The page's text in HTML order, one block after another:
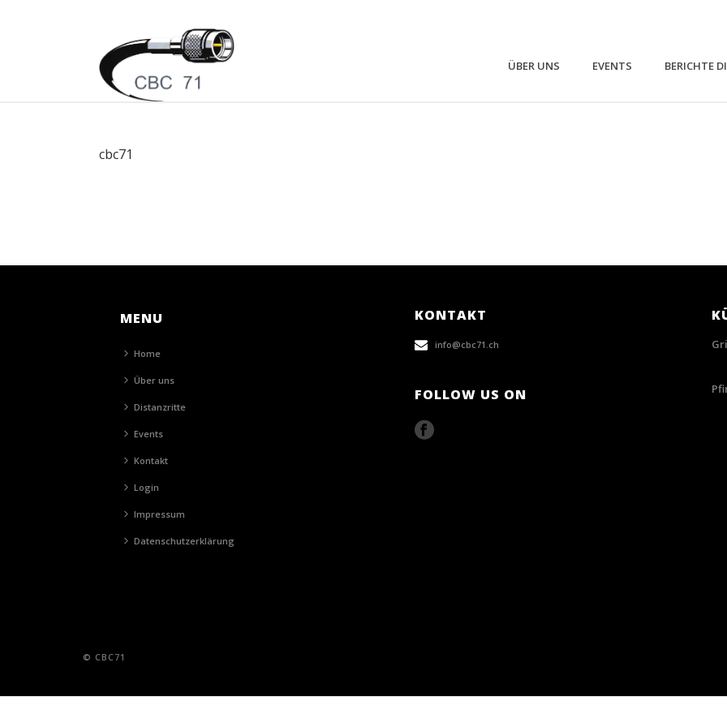
ÜBER UNS EVENTS BERICHTE
cbc71
MENU
Home
Über uns
Distanzritte
Events
Kontakt
Login
Impressum
Datenschutzerklärung
KONTAKT
info@cbc71.ch
FOLLOW US ON
© CBC71